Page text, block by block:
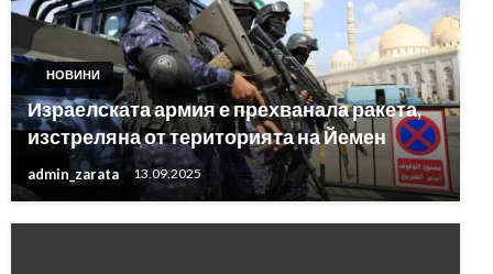
НОВИНИ
Израелската армия е прехванала ракета,
изстреляна от територията на Йемен
admin_zarata 13.09.2025